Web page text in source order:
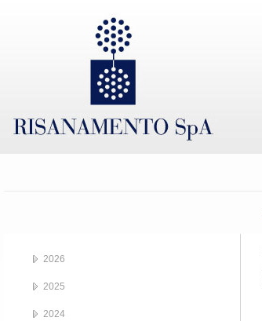
2026
2025
2024